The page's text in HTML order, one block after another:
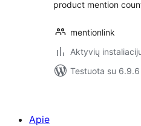
product mention
mentionlink
Aktyvių
Testuota su 6.9.6
Apie